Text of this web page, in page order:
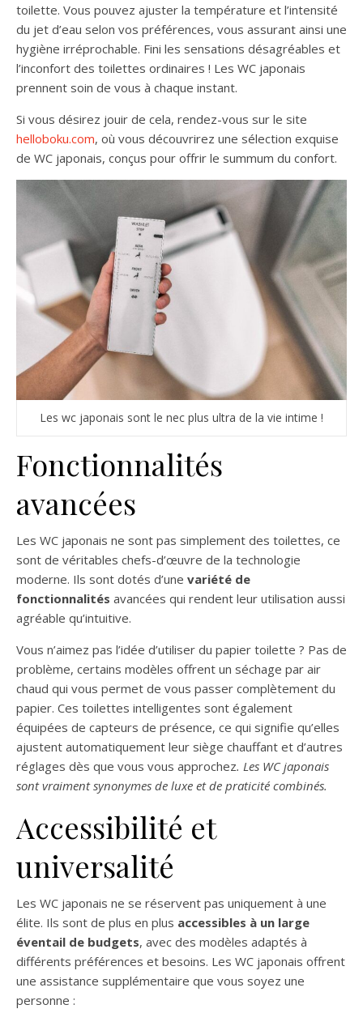
toilette. Vous pouvez ajuster la température et l’intensité
du jet d’eau selon vos préférences, vous assurant ainsi une
hygiène irréprochable. Fini les sensations désagréables et
l’inconfort des toilettes ordinaires ! Les WC japonais
prennent soin de vous à chaque instant.
Si vous désirez jouir de cela, rendez-vous sur le site
helloboku.com, où vous découvrirez une sélection exquise
de WC japonais, conçus pour offrir le summum du confort.
Les wc japonais sont le nec plus ultra de la vie intime !
Fonctionnalités
avancées
Les WC japonais ne sont pas simplement des toilettes, ce
sont de véritables chefs-d’œuvre de la technologie
moderne. Ils sont dotés d’une variété de
fonctionnalités avancées qui rendent leur utilisation aussi
agréable qu’intuitive.
Vous n’aimez pas l’idée d’utiliser du papier toilette ? Pas de
problème, certains modèles offrent un séchage par air
chaud qui vous permet de vous passer complètement du
papier. Ces toilettes intelligentes sont également
équipées de capteurs de présence, ce qui signifie qu’elles
ajustent automatiquement leur siège chauffant et d’autres
réglages dès que vous vous approchez. Les WC japonais
sont vraiment synonymes de luxe et de praticité combinés.
Accessibilité et
universalité
Les WC japonais ne se réservent pas uniquement à une
élite. Ils sont de plus en plus accessibles à un large
éventail de budgets, avec des modèles adaptés à
différents préférences et besoins. Les WC japonais offrent
une assistance supplémentaire que vous soyez une
personne :